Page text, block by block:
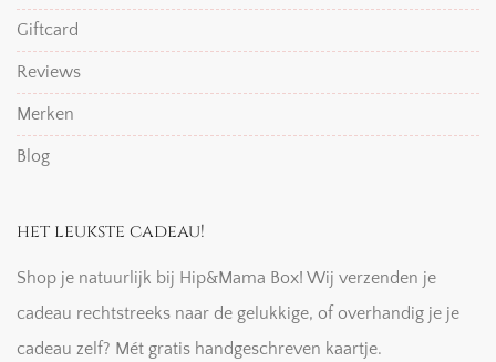
Giftcard
Reviews
Merken
Blog
het leukste cadeau!
Shop je natuurlijk bij Hip&Mama Box! Wij verzenden je
cadeau rechtstreeks naar de gelukkige, of overhandig je je
cadeau zelf? Mét gratis handgeschreven kaartje.